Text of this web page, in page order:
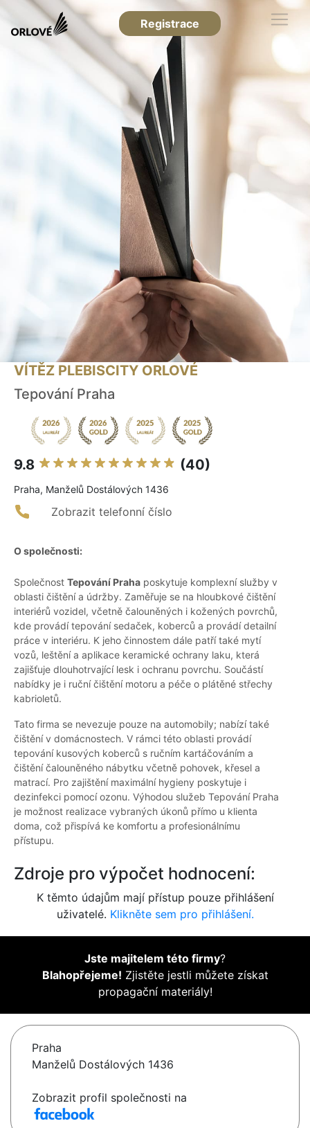
Registrace
VÍTĚZ PLEBISCITY ORLOVÉ
Tepování Praha
9.8 (40)
Praha, Manželů Dostálových 1436
Zobrazit telefonní číslo
O společnosti:
Společnost Tepování Praha poskytuje komplexní služby v
oblasti čištění a údržby. Zaměřuje se na hloubkové čištění
interiérů vozidel, včetně čalouněných i kožených povrchů,
kde provádí tepování sedaček, koberců a provádí detailní
práce v interiéru. K jeho činnostem dále patří také mytí
vozů, leštění a aplikace keramické ochrany laku, která
zajišťuje dlouhotrvající lesk i ochranu povrchu. Součástí
nabídky je i ruční čištění motoru a péče o plátěné střechy
kabrioletů.
Tato firma se nevezuje pouze na automobily; nabízí také
čištění v domácnostech. V rámci této oblasti provádí
tepování kusových koberců s ručním kartáčováním a
čištění čalouněného nábytku včetně pohovek, křesel a
matrací. Pro zajištění maximální hygieny poskytuje i
dezinfekci pomocí ozonu. Výhodou služeb Tepování Praha
je možnost realizace vybraných úkonů přímo u klienta
doma, což přispívá ke komfortu a profesionálnímu
přístupu.
Zdroje pro výpočet hodnocení:
K těmto údajům mají přístup pouze přihlášení
uživatelé. Klikněte sem pro přihlášení.
Jste majitelem této firmy?
Blahopřejeme! Zjistěte jestli můžete získat
propagační materiály!
Praha
Manželů Dostálových 1436
Zobrazit profil společnosti na